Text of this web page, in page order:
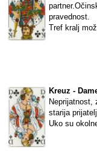
pravednost.
Tref kralj
Kreuz -
Neprijatnost,
starija
Uko su